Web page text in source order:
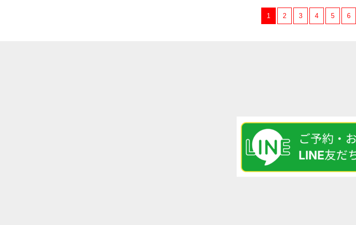
1 2 3 4 5 6